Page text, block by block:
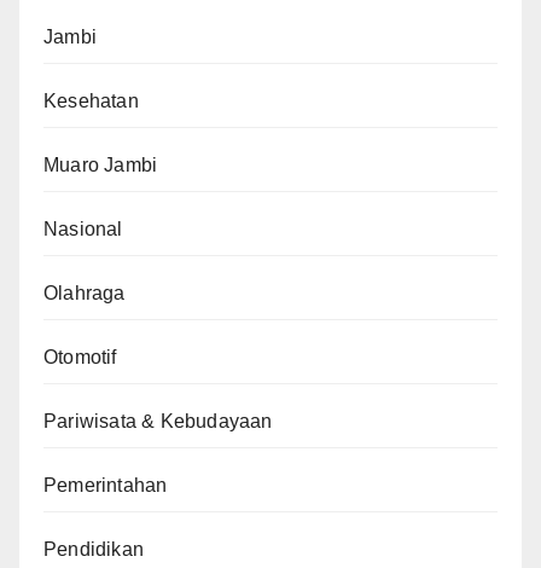
Jambi
Kesehatan
Muaro Jambi
Nasional
Olahraga
Otomotif
Pariwisata & Kebudayaan
Pemerintahan
Pendidikan